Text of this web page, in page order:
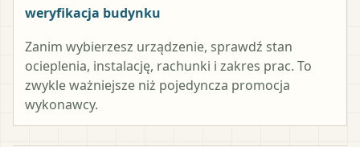
weryfikacja budynku
Zanim wybierzesz urządzenie, sprawdź stan
ocieplenia, instalację, rachunki i zakres prac. To
zwykle ważniejsze niż pojedyncza promocja
wykonawcy.